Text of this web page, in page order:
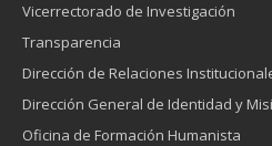
Vicerrectorado de Investigación
Transparencia
Dirección de Relaciones
Dirección General de Identidad y
Oficina de Formación Humanista